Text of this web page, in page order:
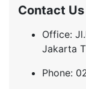
Contact Us
Office:
Jakarta
Phone: